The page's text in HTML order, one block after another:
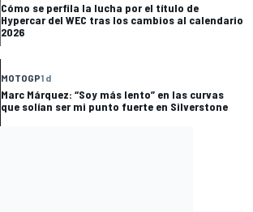
Cómo se perfila la lucha por el título de
Hypercar del WEC tras los cambios al calendario
2026
MOTOGP1 d
Marc Márquez: “Soy más lento” en las curvas
que solían ser mi punto fuerte en Silverstone